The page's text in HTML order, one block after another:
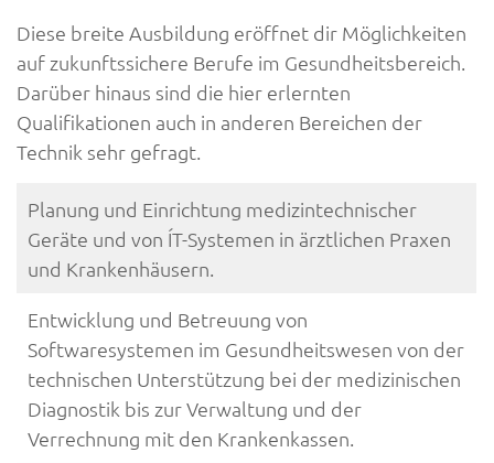
Diese breite Ausbildung eröffnet dir Möglichkeiten
auf zukunftssichere Berufe im Gesundheitsbereich.
Darüber hinaus sind die hier erlernten
Qualifikationen auch in anderen Bereichen der
Technik sehr gefragt.
Planung und Einrichtung medizintechnischer
Geräte und von ÍT-Systemen in ärztlichen Praxen
und Krankenhäusern.
Entwicklung und Betreuung von
Softwaresystemen im Gesundheitswesen von der
technischen Unterstützung bei der medizinischen
Diagnostik bis zur Verwaltung und der
Verrechnung mit den Krankenkassen.